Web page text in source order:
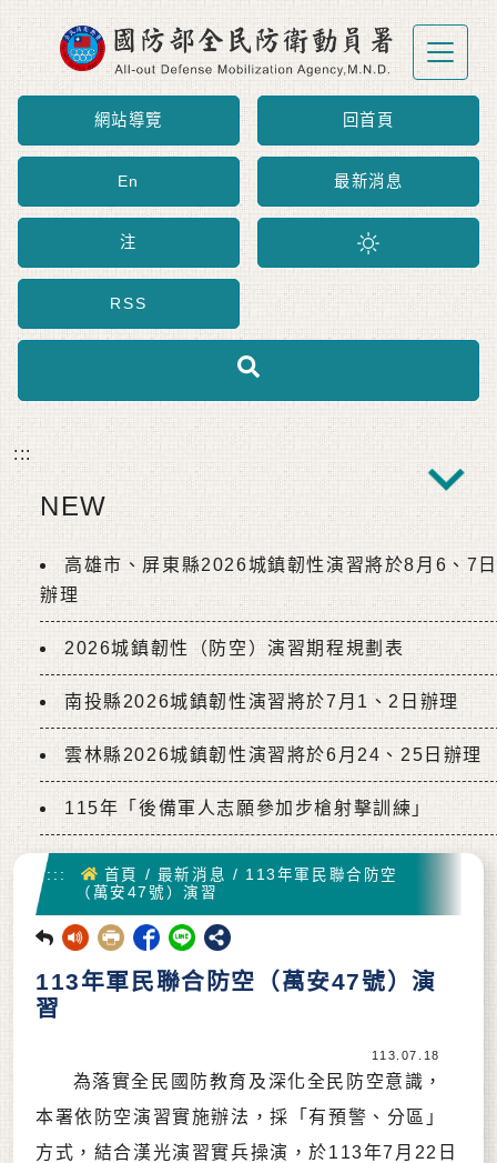
跳到主要內容區塊
網站導覽 回首頁
En 最新消息
注
RSS
:::
NEW
高雄市、屏東縣2026城鎮韌性演習將於8月6、7
辦理
2026城鎮韌性（防空）演習期程規劃表
南投縣2026城鎮韌性演習將於7月1、2日辦理
雲林縣2026城鎮韌性演習將於6月24、25日辦理
115年「後備軍人志願參加步槍射擊訓練」
::: 首頁 首頁 / 最新消息 / 113年軍民聯合防空
（萬安47號）演習
回前頁
113年軍民聯合防空（萬安47號）演
習
113.07.18
為落實全民國防教育及深化全民防空意識，
本署依防空演習實施辦法，採「有預警、分區」
方式，結合漢光演習實兵操演，於113年7月22日